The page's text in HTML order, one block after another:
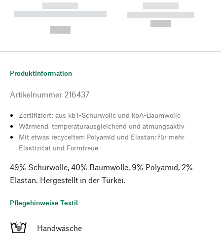
------------
----------- ----------- --------
------------
----------- -----------
Produktinformation
Artikelnummer 216437
Zertifiziert: aus kbT-Schurwolle und kbA-Baumwolle
Wärmend, temperaturausgleichend und atmungsaktiv
Mit etwas recyceltem Polyamid und Elastan: für mehr
Elastizität und Formtreue
49% Schurwolle, 40% Baumwolle, 9% Polyamid, 2%
Elastan. Hergestellt in der Türkei.
Pflegehinweise Textil
Handwäsche